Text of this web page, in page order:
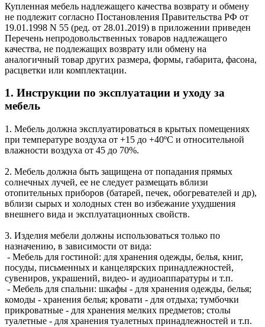
Купленная мебель надлежащего качества возврату и обмену
не подлежит согласно Постановления Правительства РФ от
19.01.1998 N 55 (ред. от 28.01.2019) в приложении приведен
Перечень непродовольственных товаров надлежащего
качества, не подлежащих возврату или обмену на
аналогичный товар других размера, формы, габарита, фасона,
расцветки или комплектации.
1. Инструкции по эксплуатации и уходу за
мебель
1. Мебель должна эксплуатироваться в крытых помещениях
при температуре воздуха от +15 до +40ºС и относительной
влажности воздуха от 45 до 70%.
2. Мебель должна быть защищена от попадания прямых
солнечных лучей, ее не следует размещать вблизи
отопительных приборов (батарей, печек, обогревателей и др),
вблизи сырых и холодных стен во избежание ухудшения
внешнего вида и эксплуатационных свойств.
3. Изделия мебели должны использоваться только по
назначению, в зависимости от вида:
- Мебель для гостиной: для хранения одежды, белья, книг,
посуды, письменных и канцелярских принадлежностей,
сувениров, украшений, видео- и аудиоаппаратуры и т.п.
- Мебель для спальни: шкафы - для хранения одежды, белья;
комоды - хранения белья; кровати - для отдыха; тумбочки
прикроватные - для хранения мелких предметов; столы
туалетные - для хранения туалетных принадлежностей и т.п.